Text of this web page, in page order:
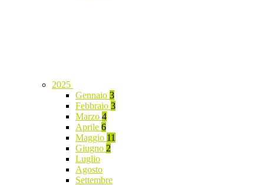
2025
Gennaio 3
Febbraio 3
Marzo 4
Aprile 6
Maggio 11
Giugno 2
Luglio
Agosto
Settembre